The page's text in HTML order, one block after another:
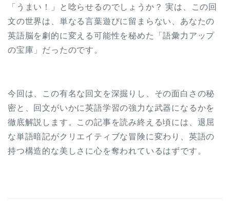
「うまい！」と唸らせるのでしょうか？ 実は、この回
文の世界は、単なる言葉遊びに留まらない、あなたの
英語脳を劇的に変える可能性を秘めた「語彙力アップ
の宝庫」だったのです。
今回は、この有名な回文を深掘りし、その面白さの秘
密と、回文がいかに英語学習の強力な武器になるかを
徹底解説します。この記事を読み終える頃には、退屈
な単語暗記がクリエイティブな冒険に変わり、英語の
持つ構造的な美しさに心を奪われているはずです。